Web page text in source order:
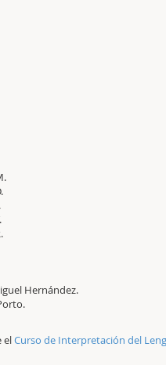
Hernández.
elCurso de Interpretación del